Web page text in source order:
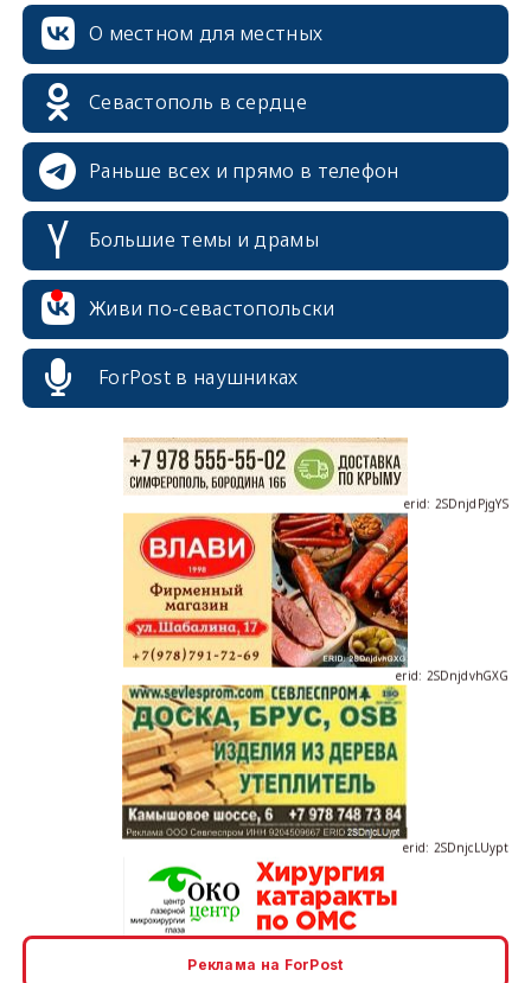
О местном для местных
Севастополь в сердце
Раньше всех и прямо в телефон
Большие темы и драмы
Живи по-севастопольски
ForPost в наушниках
erid: 2SDnjcrDNw6
erid: 2SDnjdvhGXG
Реклама на ForPost